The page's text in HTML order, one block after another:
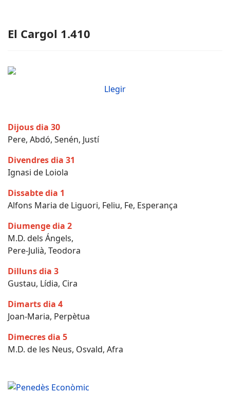
El Cargol 1.410
Llegir
Dijous dia 30
Pere, Abdó, Senén, Justí
Divendres dia 31
Ignasi de Loiola
Dissabte dia 1
Alfons Maria de Liguori, Feliu, Fe, Esperança
Diumenge dia 2
M.D. dels Ángels,
Pere-Julià, Teodora
Dilluns dia 3
Gustau, Lídia, Cira
Dimarts dia 4
Joan-Maria, Perpètua
Dimecres dia 5
M.D. de les Neus, Osvald, Afra